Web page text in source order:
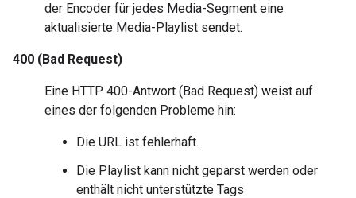
der Encoder für jedes Media-Segment eine
aktualisierte Media-Playlist sendet.
400 (Bad Request)
Eine HTTP 400-Antwort (Bad Request) weist auf
eines der folgenden Probleme hin:
Die URL ist fehlerhaft.
Die Playlist kann nicht geparst werden oder
enthält nicht unterstützte Tags